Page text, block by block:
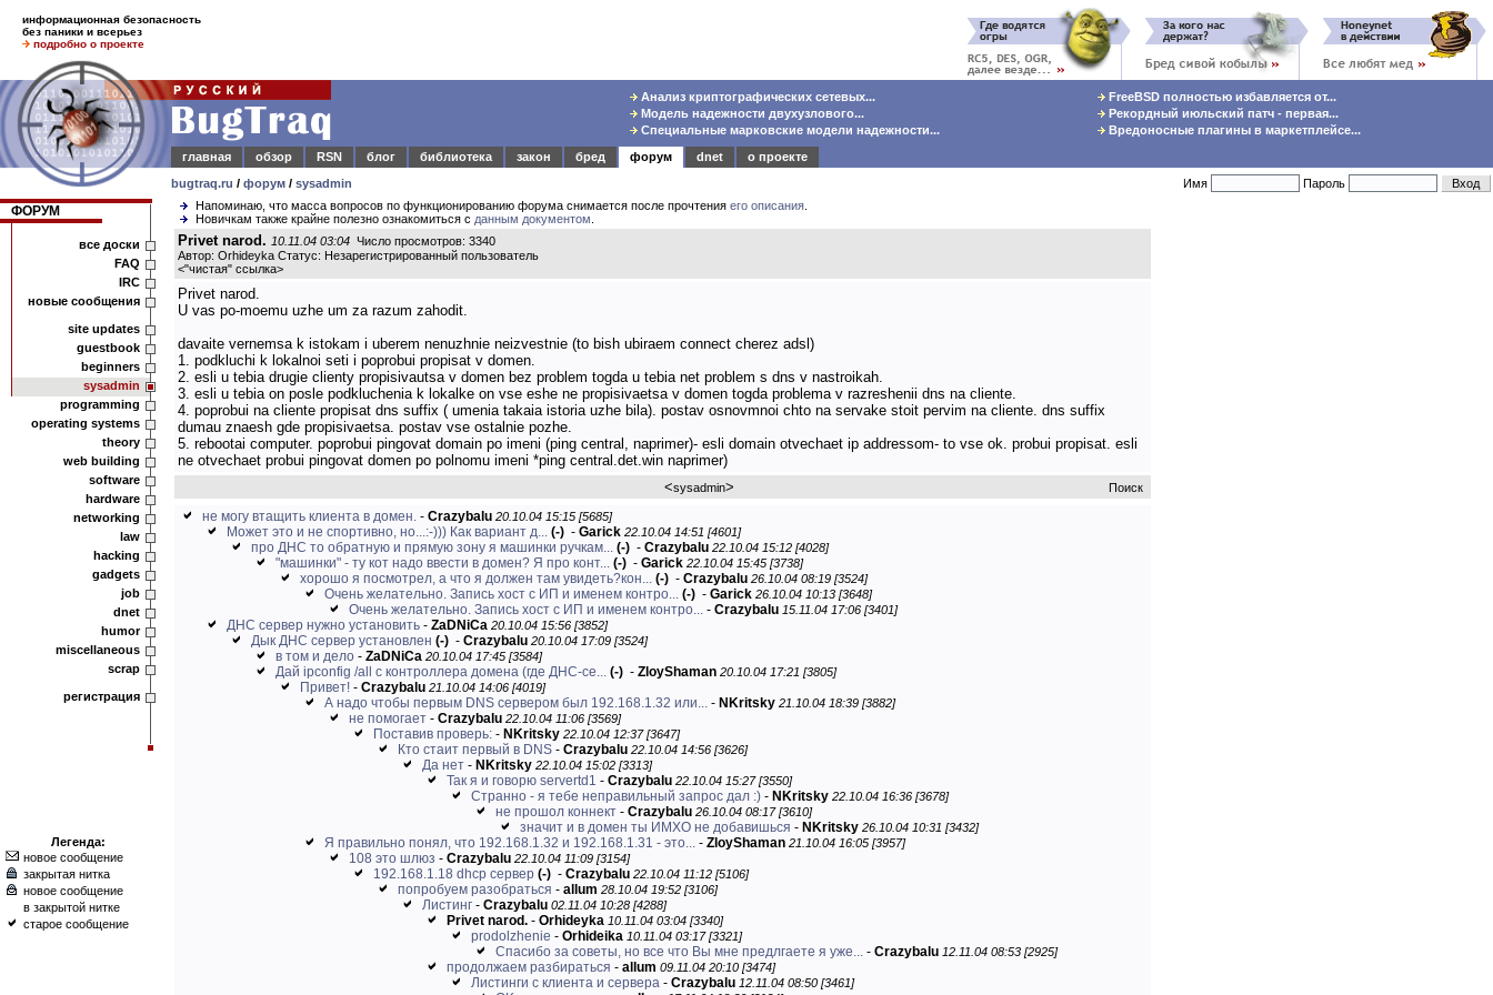
информационная безопасность
без паники и всерьез
подробно о проекте
Анализ криптографических сетевых...
Модель надежности двухузлового...
Специальные марковские модели надежности...
FreeBSD полностью избавляется от...
Рекордный июльский патч - первая...
Вредоносные плагины в маркетплейсе...
главная
обзор RSN блог библиотека закон бред форум dnet
о проекте
bugtraq.ru / форум / sysadmin Имя Пароль
ФОРУМ
все доски
FAQ
IRC
новые сообщения
site updates
guestbook
beginners
sysadmin
programming
operating systems
theory
web building
software
hardware
networking
law
hacking
gadgets
job
dnet
humor
miscellaneous
scrap
регистрация
Легенда:
новое сообщение
закрытая нитка
новое сообщение
в закрытой нитке
старое сообщение
Напоминаю, что масса вопросов по функционированию форума снимается после прочтения его описания
Новичкам также крайне полезно ознакомиться с данным документом
Privet narod. 10.11.04 03:04 Число просмотров: 3340
Автор: Orhideyka Статус: Незарегистрированный пользователь
<"чистая" ссылка>
Privet narod.
U vas po-moemu uzhe um za razum zahodit.
davaite vernemsa k istokam i uberem nenuzhnie neizvestnie (to bish ubiraem connect cherez adsl)
1. podkluchi k lokalnoi seti i poprobui propisat v domen.
2. esli u tebia drugie clienty propisivautsa v domen bez problem togda u tebia net problem s dns v nastroikah.
3. esli u tebia on posle podkluchenia k lokalke on vse eshe ne propisivaetsa v domen togda problema v razreshenii dns na cliente.
4. poprobui na cliente propisat dns suffix ( umenia takaia istoria uzhe bila). postav osnovmnoi chto na servake stoit pervim na cliente. dns suffix
dumau znaesh gde propisivaetsa. postav vse ostalnie pozhe.
5. rebootai computer. poprobui pingovat domain po imeni (ping central, naprimer)- esli domain otvechaet ip addressom- to vse ok. probui propisat. esli
ne otvechaet probui pingovat domen po polnomu imeni *ping central.det.win naprimer)
<sysadmin> Поиск
не могу втащить клиента в домен. - Crazybalu 20.10.04 15:15 [5685]
Может это и не спортивно, но...:-))) Как вариант д... (-) - Garick 22.10.04 14:51 [4601]
про ДНС то обратную и прямую зону я машинки ручкам... (-) - Crazybalu 22.10.04 15:12 [4028]
"машинки" - ту кот надо ввести в домен? Я про конт... (-) - Garick 22.10.04 15:45 [3738]
хорошо я посмотрел, а что я должен там увидеть?кон... (-) - Crazybalu 26.10.04 08:19 [3524]
Очень желательно. Запись хост с ИП и именем контро... (-) - Garick 26.10.04 10:13 [3648]
Очень желательно. Запись хост с ИП и именем контро... - Crazybalu 15.11.04 17:06 [3401]
ДНС сервер нужно установить - ZaDNiCa 20.10.04 15:56 [3852]
Дык ДНС сервер установлен (-) - Crazybalu 20.10.04 17:09 [3524]
в том и дело - ZaDNiCa 20.10.04 17:45 [3584]
Дай ipconfig /all с контроллера домена (где ДНС-се... (-) - ZloyShaman 20.10.04 17:21 [3805]
Привет! - Crazybalu 21.10.04 14:06 [4019]
А надо чтобы первым DNS сервером был 192.168.1.32 или... - NKritsky 21.10.04 18:39 [3882]
не помогает - Crazybalu 22.10.04 11:06 [3569]
Поставив проверь: - NKritsky 22.10.04 12:37 [3647]
Кто стаит первый в DNS - Crazybalu 22.10.04 14:56 [3626]
Да нет - NKritsky 22.10.04 15:02 [3313]
Так я и говорю servertd1 - Crazybalu 22.10.04 15:27 [3550]
Странно - я тебе неправильный запрос дал :) - NKritsky 22.10.04 16:36 [3678]
не прошол коннект - Crazybalu 26.10.04 08:17 [3610]
значит и в домен ты ИМХО не добавишься - NKritsky 26.10.04 10:31 [3432]
Я правильно понял, что 192.168.1.32 и 192.168.1.31 - это... - ZloyShaman 21.10.04 16:05 [3957]
108 это шлюз - Crazybalu 22.10.04 11:09 [3154]
192.168.1.18 dhcp сервер (-) - Crazybalu 22.10.04 11:12 [5106]
попробуем разобраться - allum 28.10.04 19:52 [3106]
Листинг - Crazybalu 02.11.04 10:28 [4288]
Privet narod. - Orhideyka 10.11.04 03:04 [3340]
prodolzhenie - Orhideika 10.11.04 03:17 [3321]
Спасибо за советы, но все что Вы мне предлгаете я уже... - Crazybalu 12.11.04 08:53 [2925]
продолжаем разбираться - allum 09.11.04 20:10 [3474]
Листинги с клиента и сервера - Crazybalu 12.11.04 08:50 [3461]